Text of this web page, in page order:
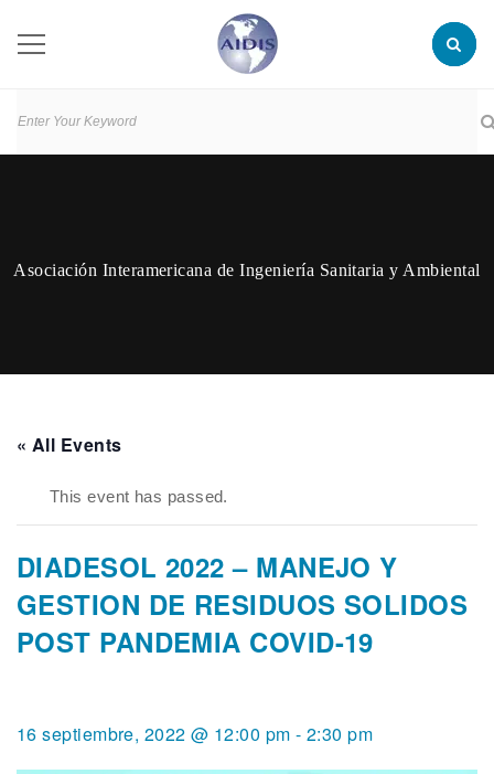
Asociación Interamericana de Ingeniería Sanitaria y Ambiental
« All Events
This event has passed.
DIADESOL 2022 – MANEJO Y
GESTION DE RESIDUOS SOLIDOS
POST PANDEMIA COVID-19
16 septiembre, 2022 @ 12:00 pm - 2:30 pm